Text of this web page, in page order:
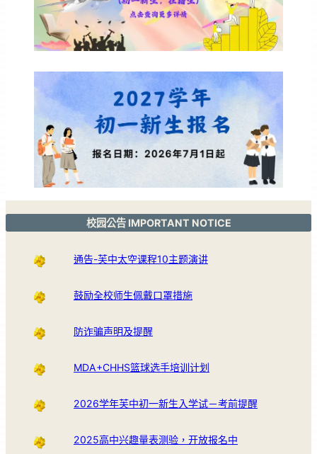
校园公告 IMPORTANT NOTICE
通告-芙中太空课程10主题演讲
鼓励全校师生佩戴口罩措施
防诈骗声明及提醒
MDA+CHHS篮球选手培训计划
2026学年芙中初一新生入学试－考前提醒
2025高中兴趣量表测验，开放报名中